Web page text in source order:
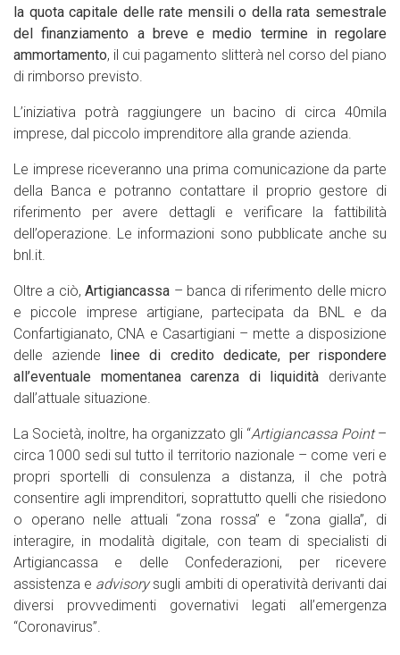
la quota capitale dellerate mensili o della rata semestrale
del finanziamento a breve e medio termine in regolare
ammortamento, il cui pagamento slitterà nel corso del piano
di rimborso previsto.
L’iniziativa potrà raggiungere un bacino di circa 40mila
imprese, dal piccolo imprenditore alla grande azienda.
Le imprese riceveranno una prima comunicazione da parte
della Banca e potranno contattare il proprio gestore di
riferimento per avere dettagli e verificare la fattibilità
dell’operazione. Le informazioni sono pubblicate anche su
bnl.it.
Oltre a ciò,Artigiancassa – banca di riferimento delle micro
e piccole imprese artigiane, partecipata da BNL e da
Confartigianato, CNA e Casartigiani – mette a disposizione
delle aziende linee di credito dedicate, per rispondere
all’eventuale momentanea carenza di liquidità derivante
dall’attuale situazione.
La Società, inoltre, ha organizzato gli “Artigiancassa Point–
circa 1000 sedi sul tutto il territorio nazionale – come veri e
propri sportelli di consulenza a distanza, il che potrà
consentire agli imprenditori, soprattutto quelli che risiedono
o operano nelle attuali “zona rossa” e “zona gialla”, di
interagire, in modalità digitale, con team di specialisti di
Artigiancassa e delle Confederazioni, per ricevere
assistenza e advisorysugli ambiti di operatività derivanti dai
diversi provvedimenti governativi legati all’emergenza
“Coronavirus”.